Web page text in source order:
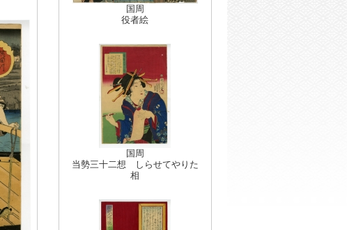
国周
役者絵
国周
当勢三十二想 しらせてやりた
相